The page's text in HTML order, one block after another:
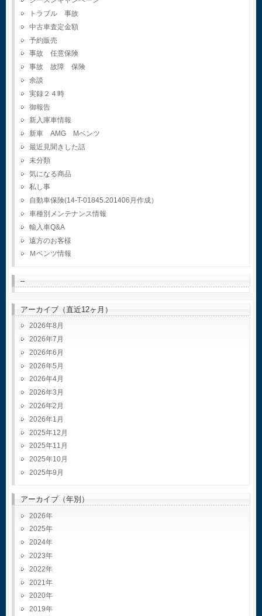
トラブル 事故
中古車査定金額
予約販売
事故 任意保険
事故 故障 保険
余談
実録２４時
御報告
新入庫車情報
新車 AMG Mベンツ
最近見聞きした話
未分類
気になる商品
私し事
自動車保険(14-T-01845.201406月作成）
車種別メンテナンス情報
輸入車Q&A
遠方のお客様
Ｍベンツ情報
–
アーカイブ（直近12ヶ月）
2026年8月
2026年7月
2026年6月
2026年5月
2026年4月
2026年3月
2026年2月
2026年1月
2025年12月
2025年11月
2025年10月
2025年9月
アーカイブ（年別）
2026
2025
2024
2023
2022
2021
2020
2019